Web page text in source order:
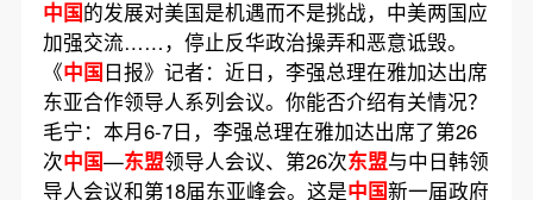
中国的发展对美国是机遇而不是挑战，中美两国应
加强交流……，停止反华政治操弄和恶意诋毁。
《中国日报》记者：近日，李强总理在雅加达出席
东亚合作领导人系列会议。你能否介绍有关情况？
毛宁：本月6-7日，李强总理在雅加达出席了第26
次中国—东盟领导人会议、第26次东盟与中日韩领
导人会议和第18届东亚峰会。这是中国新一届政府